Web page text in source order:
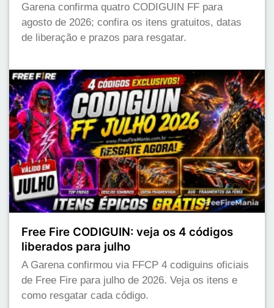
Garena confirma quatro CODIGUIN FF para
agosto de 2026; confira os itens gratuitos, datas
de liberação e prazos para resgatar.
Free Fire CODIGUIN: veja os 4 códigos
liberados para julho
A Garena confirmou via FFCP 4 codiguins oficiais
de Free Fire para julho de 2026. Veja os itens e
como resgatar cada código.